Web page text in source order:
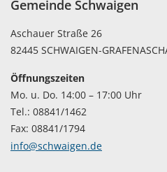
Gemeinde Schwaigen
Aschauer Straße 26
82445 SCHWAIGEN-
Öffnungszeiten
Mo. u. Do. 14:00 – 17:00 Uhr
Tel.: 08841/1462
Fax: 08841/1794
info@schwaigen.de